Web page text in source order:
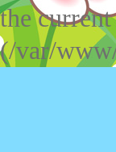
the
(/var/